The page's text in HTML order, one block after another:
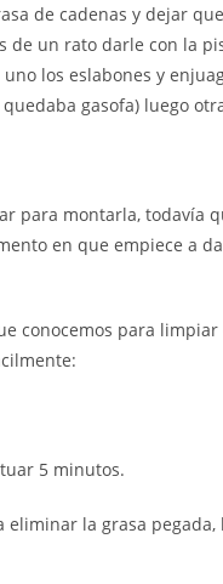
de cadenas y dejar
de un rato darle con la
los eslabones y
gasofa) luego
para montarla, todavía
en que empiece a
conocemos para
5 minutos.
eliminar la grasa